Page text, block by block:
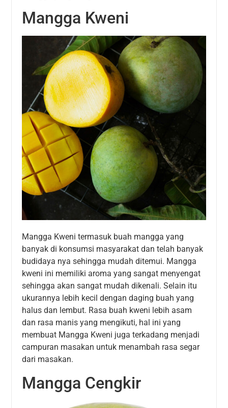
Mangga Kweni
Mangga Kweni termasuk buah mangga yang
banyak di konsumsi masyarakat dan telah banyak
budidaya nya sehingga mudah ditemui. Mangga
kweni ini memiliki aroma yang sangat menyengat
sehingga akan sangat mudah dikenali. Selain itu
ukurannya lebih kecil dengan daging buah yang
halus dan lembut. Rasa buah kweni lebih asam
dan rasa manis yang mengikuti, hal ini yang
membuat Mangga Kweni juga terkadang menjadi
campuran masakan untuk menambah rasa segar
dari masakan.
Mangga Cengkir